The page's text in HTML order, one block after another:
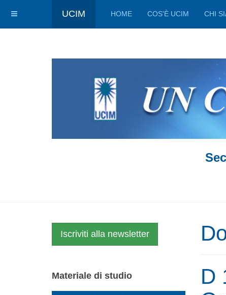
UCIM HOME COS'È UCIM CHI
D
Iscriviti alla newsletter
Materiale di studio